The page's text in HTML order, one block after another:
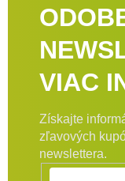
VIAC
Získajte
zľavových
newslettera.